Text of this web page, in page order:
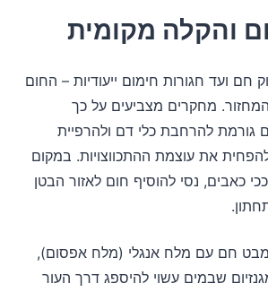
והקלה מקומית
ועד חגורות חימום ייעודיות – החום
מחקרים מצביעים על כך
גורמת להרחבת כלי דם ולהרפיית
את עוצמת ההתכווצויות. במקום
כאבים, נסי להוסיף חום לאזור הבטן
חם עם מלח אנגלי (מלח אפסום),
שבמים עשוי להיספג דרך העור